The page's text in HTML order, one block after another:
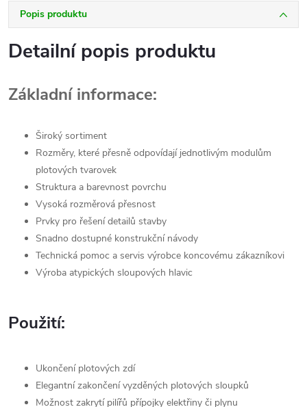
Popis produktu
Detailní popis produktu
Základní informace:
Široký sortiment
Rozměry, které přesně odpovídají jednotlivým modulům
plotových tvarovek
Struktura a barevnost povrchu
Vysoká rozměrová přesnost
Prvky pro řešení detailů stavby
Snadno dostupné konstrukční návody
Technická pomoc a servis výrobce koncovému zákazníkovi
Výroba atypických sloupových hlavic
Použití:
Ukončení plotových zdí
Elegantní zakončení vyzděných plotových sloupků
Možnost zakrytí pilířů přípojky elektřiny či plynu